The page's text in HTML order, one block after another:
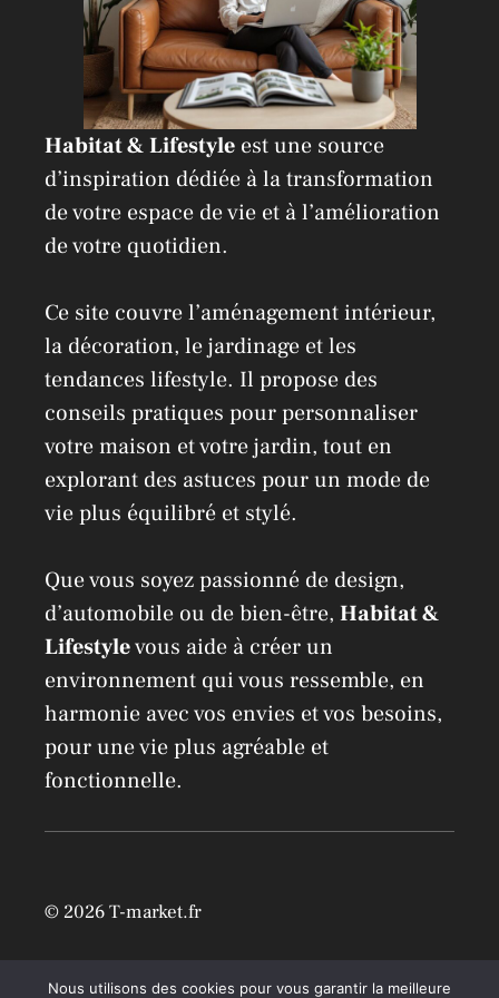
Habitat & Lifestyle est une source
d’inspiration dédiée à la transformation
de votre espace de vie et à l’amélioration
de votre quotidien.
Ce site couvre l’aménagement intérieur,
la décoration, le jardinage et les
tendances lifestyle. Il propose des
conseils pratiques pour personnaliser
votre maison et votre jardin, tout en
explorant des astuces pour un mode de
vie plus équilibré et stylé.
Que vous soyez passionné de design,
d’automobile ou de bien-être, Habitat &
Lifestylevous aide à créer un
environnement qui vous ressemble, en
harmonie avec vos envies et vos besoins,
pour une vie plus agréable et
fonctionnelle.
© 2026 T-market.fr
Nous utilisons des cookies pour vous garantir la meilleure